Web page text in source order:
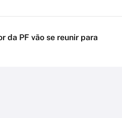
da PF vão se reunir para